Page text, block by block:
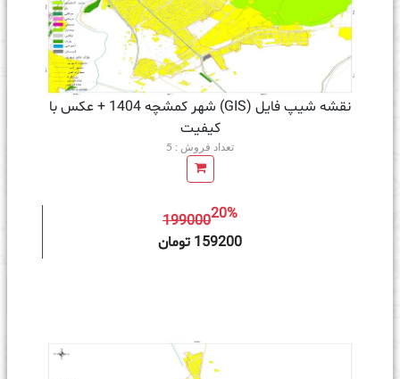
نقشه شیپ فایل (GIS) شهر کمشچه 1404 + عکس با
کیفیت
تعداد فروش : 5
19900020%
159200 تومان